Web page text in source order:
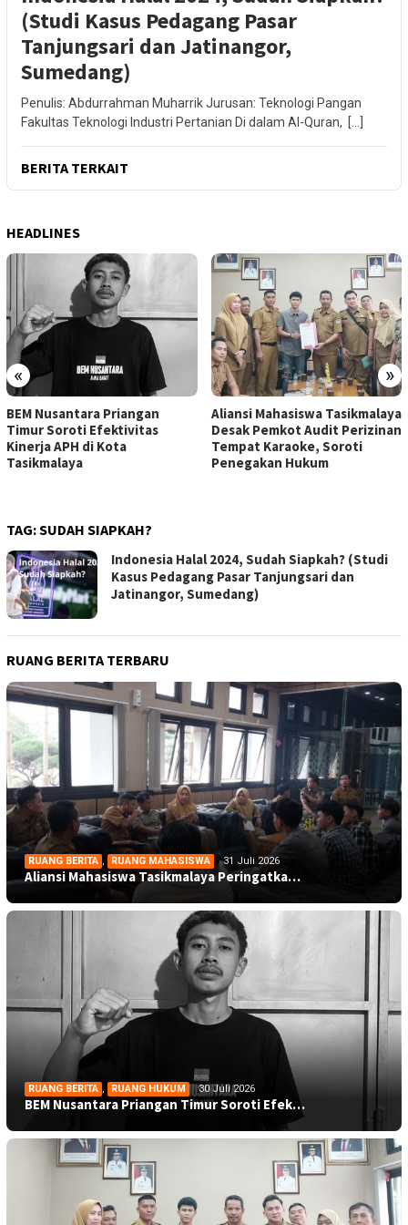
(Studi Kasus Pedagang Pasar
Tanjungsari dan Jatinangor,
Sumedang)
Penulis: Abdurrahman Muharrik Jurusan: Teknologi Pangan
Fakultas Teknologi Industri Pertanian Di dalam Al-Quran, […]
BERITA TERKAIT
HEADLINES
« »
BEM Nusantara Priangan
Timur Soroti Efektivitas
Kinerja APH di Kota
Tasikmalaya
Aliansi Mahasiswa Tasikmalaya
Desak Pemkot Audit Perizinan
Tempat Karaoke, Soroti
Penegakan Hukum
TAG:SUDAH SIAPKAH?
Indonesia Halal 2024, Sudah Siapkah? (Studi
Kasus Pedagang Pasar Tanjungsari dan
Jatinangor, Sumedang)
RUANG BERITA TERBARU
RUANG BERITA , RUANG MAHASISWA 31 Juli 2026
Aliansi Mahasiswa Tasikmalaya Peringatka…
RUANG BERITA , RUANG HUKUM 30 Juli 2026
BEM Nusantara Priangan Timur Soroti Efek…